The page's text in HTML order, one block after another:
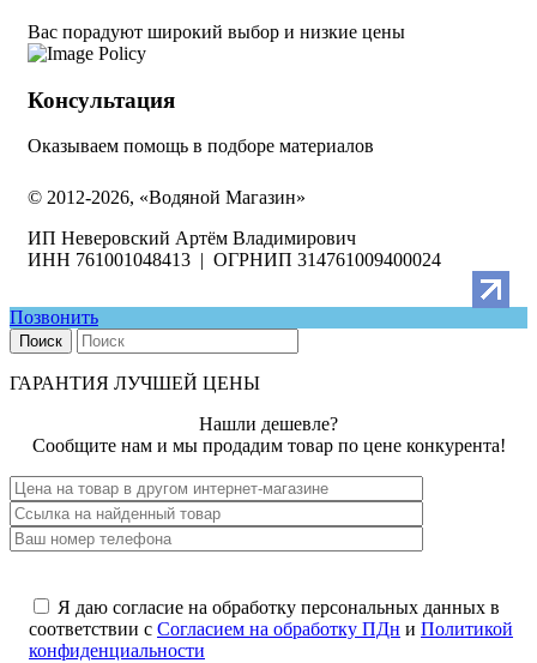
Вас порадуют широкий выбор и низкие цены
Консультация
Оказываем помощь в подборе материалов
© 2012-2026, «Водяной Магазин»
ИП Неверовский Артём Владимирович
ИНН 761001048413 | ОГРНИП 314761009400024
Позвонить
Поиск
ГАРАНТИЯ ЛУЧШЕЙ ЦЕНЫ
Нашли дешевле?
Сообщите нам и мы продадим товар по цене конкурента!
Я даю согласие на обработку персональных данных в
соответствии с Согласием на обработку ПДн и Политикой
конфиденциальности